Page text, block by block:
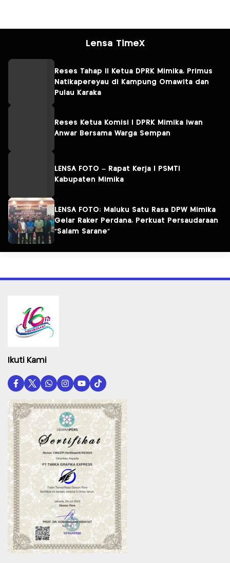
Lensa TimeX
Reses Tahap II Ketua DPRK Mimika, Primus
Natikapereyau di Kampung Omawita dan
Pulau Karaka
Reses Ketua Komisi I DPRK Mimika Iwan
Anwar Bersama Warga Sempan
LENSA FOTO – Rapat Kerja I PSMTI
Kabupaten Mimika
LENSA FOTO: Maluku Satu Rasa DPW Mimika
Gelar Raker Perdana, Perkuat Persaudaraan
“Salam Sarane”
Ikuti Kami